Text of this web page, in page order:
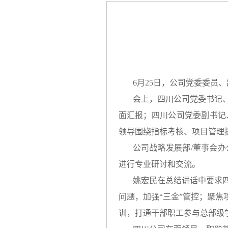
6月25日，公司党委委员
会上，四川公司党委书记
面汇报；四川公司党委副书
领导围绕指标考核、项目管
公司战略发展部/董事会
进行专业研讨和交流。
姚宏民在总结讲话中要求
问题，加强“三金”管控；聚
训，打通干部职工参与总部级